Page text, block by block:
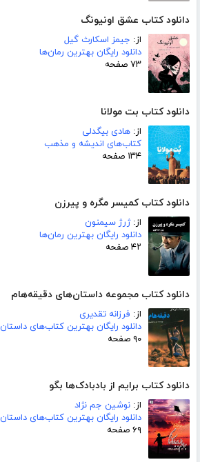
دانلود کتاب عشق اونیونگ
از: جیمز اسکارث گیل
دانلود رایگان بهترین رمان‌ها
۷۳ صفحه
دانلود کتاب بت مولانا
از: هادی بیگدلی
کتاب‌های اندیشه و مذهب
۱۳۴ صفحه
دانلود کتاب کمیسر مگره و پیرزن
از:ژرژ سیمنون
دانلود رایگان بهترین رمان‌ها
۴۲ صفحه
دانلود کتاب مجموعه داستان‌های دقیقه‌هام
از: فرزانه تقدیری
دانلود رایگان بهترین کتاب‌های داستان
۹۰ صفحه
دانلود کتاب برایم از بادبادک‌ها بگو
از: نوشین جم نژاد
دانلود رایگان بهترین کتاب‌های داستان
۶۹ صفحه